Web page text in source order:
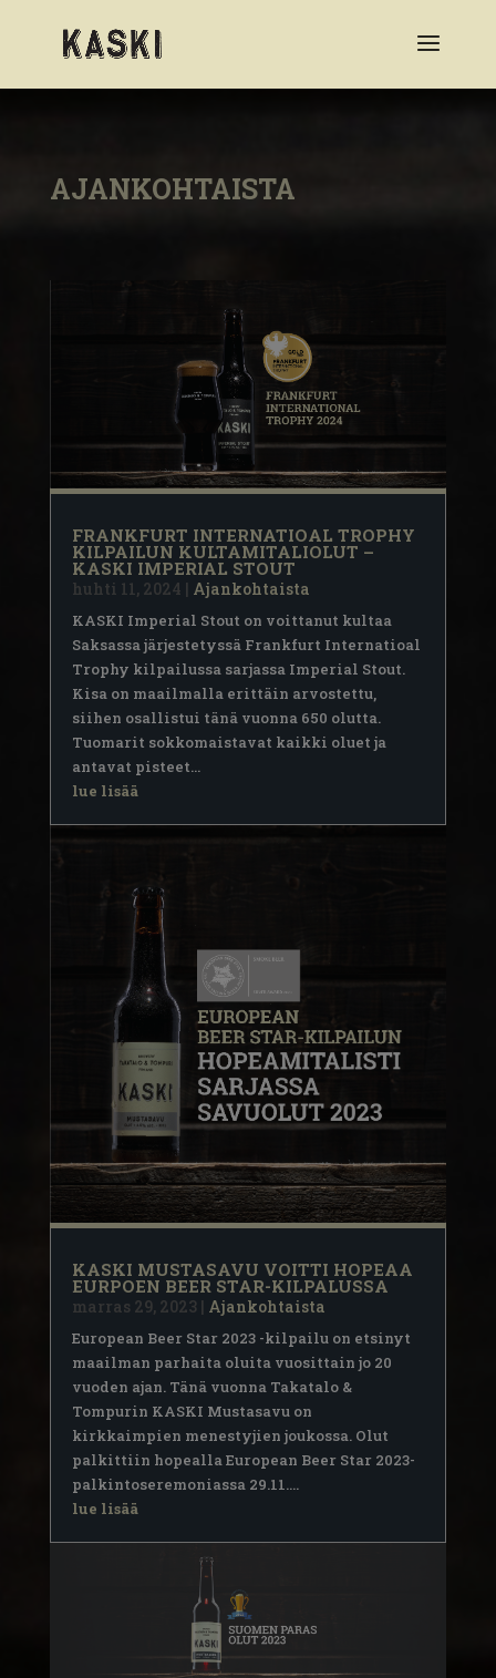
AJANKOHTAISTA
FRANKFURT INTERNATIOAL TROPHY
KILPAILUN KULTAMITALIOLUT –
KASKI IMPERIAL STOUT
huhti 11, 2024 | Ajankohtaista
KASKI Imperial Stout on voittanut kultaa
Saksassa järjestetyssä Frankfurt Internatioal
Trophy kilpailussa sarjassa Imperial Stout.
Kisa on maailmalla erittäin arvostettu,
siihen osallistui tänä vuonna 650 olutta.
Tuomarit sokkomaistavat kaikki oluet ja
antavat pisteet...
lue lisää
KASKI MUSTASAVU VOITTI HOPEAA
EURPOEN BEER STAR-KILPALUSSA
marras 29, 2023 | Ajankohtaista
European Beer Star 2023 -kilpailu on etsinyt
maailman parhaita oluita vuosittain jo 20
vuoden ajan. Tänä vuonna Takatalo &
Tompurin KASKI Mustasavu on
kirkkaimpien menestyjien joukossa. Olut
palkittiin hopealla European Beer Star 2023-
palkintoseremoniassa 29.11....
lue lisää